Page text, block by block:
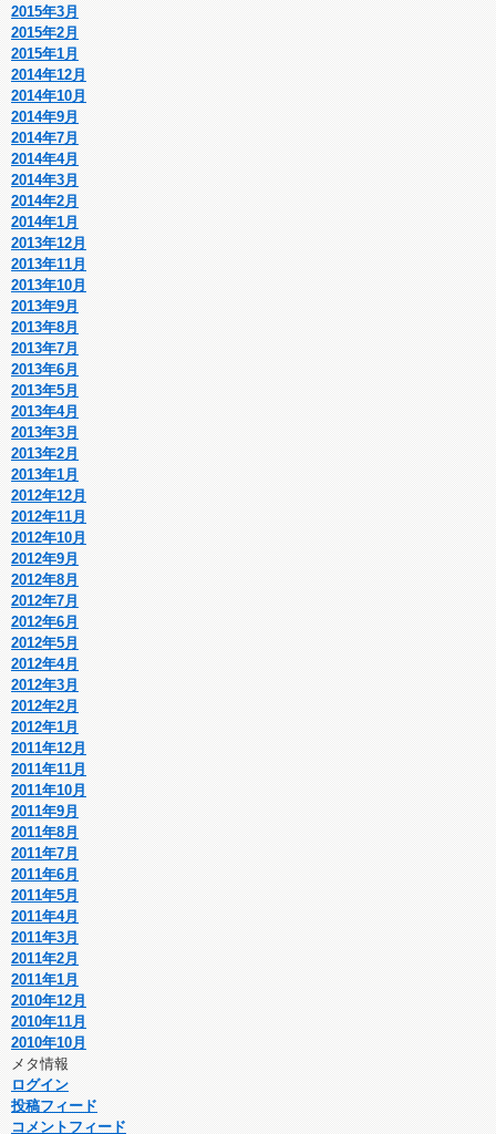
2015年3月
2015年2月
2015年1月
2014年12月
2014年10月
2014年9月
2014年7月
2014年4月
2014年3月
2014年2月
2014年1月
2013年12月
2013年11月
2013年10月
2013年9月
2013年8月
2013年7月
2013年6月
2013年5月
2013年4月
2013年3月
2013年2月
2013年1月
2012年12月
2012年11月
2012年10月
2012年9月
2012年8月
2012年7月
2012年6月
2012年5月
2012年4月
2012年3月
2012年2月
2012年1月
2011年12月
2011年11月
2011年10月
2011年9月
2011年8月
2011年7月
2011年6月
2011年5月
2011年4月
2011年3月
2011年2月
2011年1月
2010年12月
2010年11月
2010年10月
メタ情報
ログイン
投稿フィード
コメントフィード